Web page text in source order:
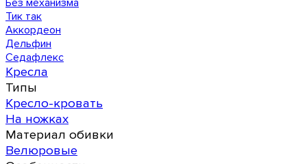
Без механизма
Тик так
Аккордеон
Дельфин
Седафлекс
Кресла
Типы
Кресло-кровать
На ножках
Материал обивки
Велюровые